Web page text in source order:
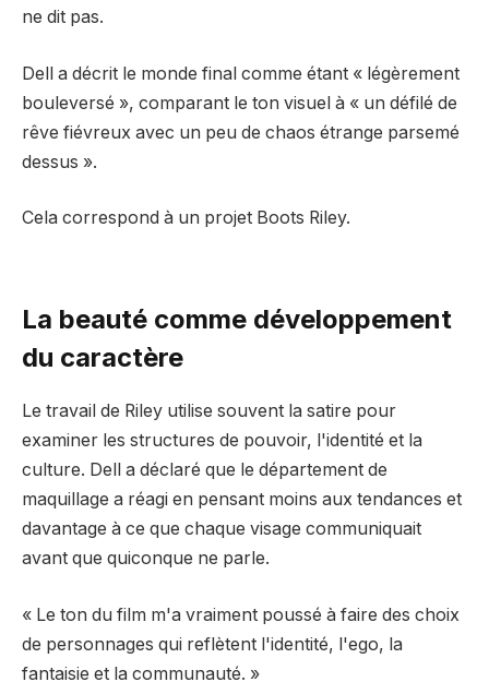
ne dit pas.
Dell a décrit le monde final comme étant « légèrement
bouleversé », comparant le ton visuel à « un défilé de
rêve fiévreux avec un peu de chaos étrange parsemé
dessus ».
Cela correspond à un projet Boots Riley.
La beauté comme développement
du caractère
Le travail de Riley utilise souvent la satire pour
examiner les structures de pouvoir, l'identité et la
culture. Dell a déclaré que le département de
maquillage a réagi en pensant moins aux tendances et
davantage à ce que chaque visage communiquait
avant que quiconque ne parle.
« Le ton du film m'a vraiment poussé à faire des choix
de personnages qui reflètent l'identité, l'ego, la
fantaisie et la communauté. »